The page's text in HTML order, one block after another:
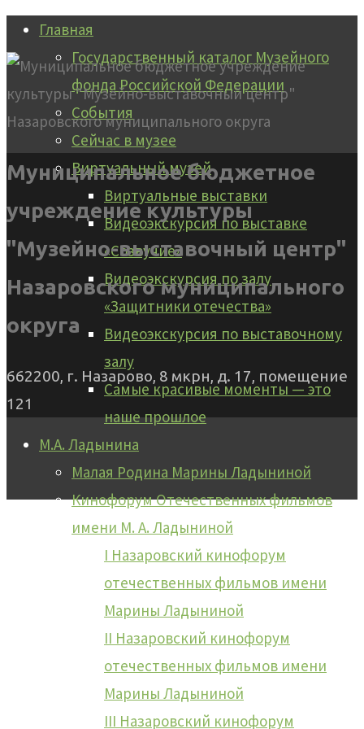
Перейти
к
содержимому
Главная
Государственный каталог Музейного
фонда Российской Федерации
События
Сейчас в музее
Виртуальный музей
Виртуальные выставки
Видеоэкскурсия по выставке
«Созвучие»
Видеоэкскурсия по залу
«Защитники отечества»
Видеоэкскурсия по выставочному
залу
Самые красивые моменты — это
наше прошлое
М.А. Ладынина
Малая Родина Марины Ладыниной
Кинофорум Отечественных фильмов
имени М. А. Ладыниной
I Назаровский кинофорум
отечественных фильмов имени
Марины Ладыниной
II Назаровский кинофорум
отечественных фильмов имени
Марины Ладыниной
III Назаровский кинофорум
Муниципальное бюджетное
учреждение культуры
"Музейно-выставочный центр"
Назаровского муниципального
округа
662200, г. Назарово, 8 мкрн, д. 17, помещение
121